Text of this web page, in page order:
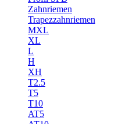
Zahnriemen
Trapezzahnriemen
MXL
XL
L
H
XH
T2.5
T5
T10
AT5